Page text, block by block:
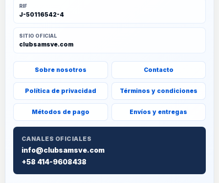
RIF
J-50116542-4
SITIO OFICIAL
clubsamsve.com
Sobre nosotros Contacto
Política de privacidad Términos y condiciones
Métodos de pago Envíos y entregas
CANALES OFICIALES
info@clubsamsve.com
+58 414-9608438